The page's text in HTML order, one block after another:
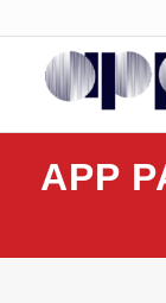
APP